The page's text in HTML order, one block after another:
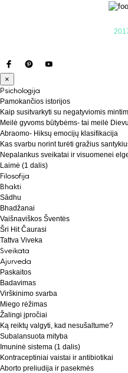
×
Psichologija
Pamokančios istorijos
Kaip susitvarkyti su negatyviomis
Meilė gyvoms būtybėms- tai meilė
Abraomo- Hiksų emocijų klasifikacija
Kas svarbu norint turėti gražius
Nepalankus sveikatai ir visuomenei
Laimė (1 dalis)
Filosofija
Bhakti
Sādhu
Bhadžanai
Vaišnaviškos Šventės
Šri Hit Čaurasi
Tattva Viveka
Sveikata
Ajurveda
Paskaitos
Badavimas
Virškinimo svarba
Miego rėžimas
Žalingi įpročiai
Ką reiktų valgyti, kad nesušaltume?
Subalansuota mityba
Imuninė sistema (1 dalis)
Kontraceptiniai vaistai ir antibiotikai
Aborto preliudija ir pasekmės